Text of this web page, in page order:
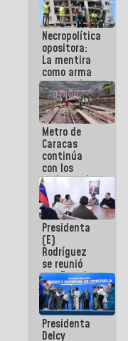
manejo de
escombros
en La Guaira
Necropolítica
opositora:
La mentira
como arma
contra el
Pueblo
Metro de
Caracas
continúa
con los
trabajos de
mantenimiento
e inspección
en la Línea 2
Presidenta
(E)
Rodríguez
se reunió
con Estado
Mayor
Eléctrico
para
abordar
planes de
Presidenta
Delcy